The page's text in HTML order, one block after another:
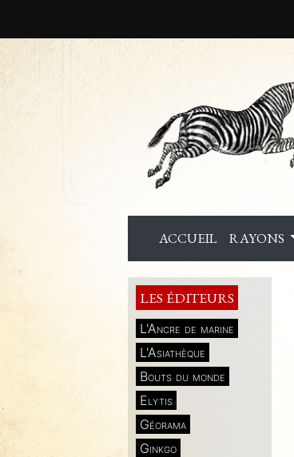
ACCUEIL RAYONS
LES ÉDITEURS
L'Ancre de marine
L'Asiathèque
Bouts du monde
Elytis
Géorama
Ginkgo